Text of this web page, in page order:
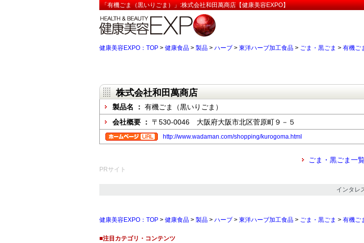
「有機ごま（黒いりごま）」:株式会社和田萬商店【健康美容EXPO】
健康美容EXPO：TOP > 健康食品 > 製品 > ハーブ > 東洋ハーブ加工食品 > ごま・黒ごま > 有機ご
株式会社和田萬商店
製品名 ： 有機ごま（黒いりごま）
会社概要 ： 〒530-0046 大阪府大阪市北区菅原町９－５
http://www.wadaman.com/shopping/kurogoma.html
ごま・黒ごま一
PRサイト
インタレ
健康美容EXPO：TOP > 健康食品 > 製品 > ハーブ > 東洋ハーブ加工食品 > ごま・黒ごま > 有機ご
■注目カテゴリ・コンテンツ